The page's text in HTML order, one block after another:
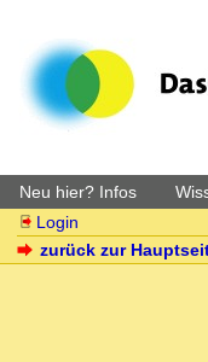
Neu hier? Infos
Login
zurück zur